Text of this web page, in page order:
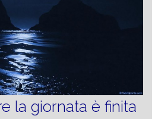
la giornata è finita